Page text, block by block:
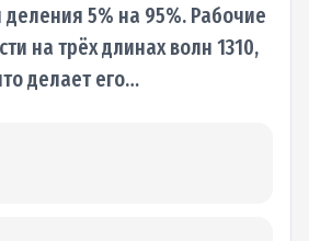
5% на 95%. Рабочие
на трёх длинах волн 1310,
делает его…